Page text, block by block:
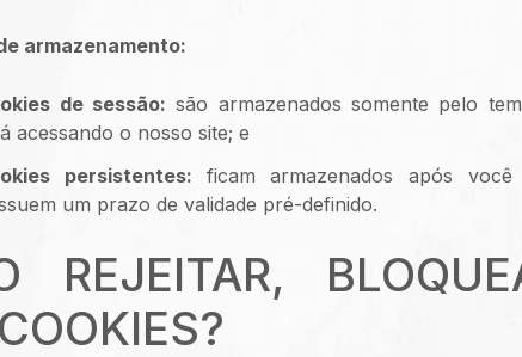
armazenamento:
de sessão: são armazenados somente pelo
acessando o nosso site; e
persistentes: ficam armazenados após
um prazo de validade pré-definido.
REJEITAR,